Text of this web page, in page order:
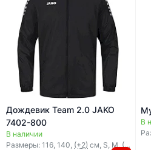
Дождевик Team 2.0 JAKO
7402-800
В наличии
Размеры: 116, 140, (+2) см, S, M, (+3)
В